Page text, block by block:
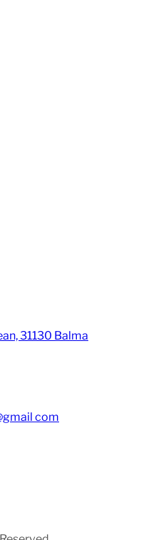
31130 Balma
com